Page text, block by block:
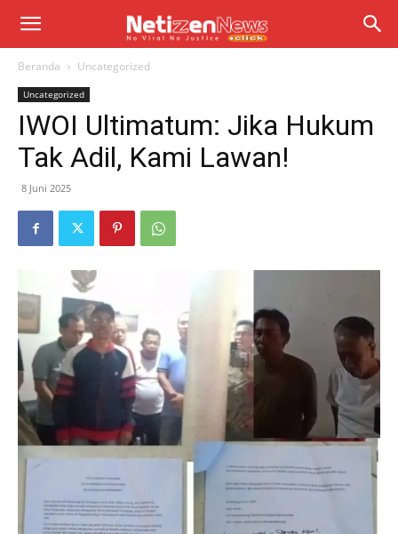
Beranda Uncategorized
Uncategorized
IWOI Ultimatum: Jika Hukum
Tak Adil, Kami Lawan!
8 Juni 2025